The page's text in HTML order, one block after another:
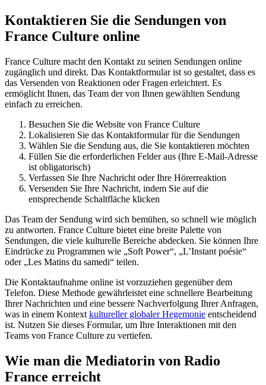
Kontaktieren Sie die Sendungen von
France Culture online
France Culture macht den Kontakt zu seinen Sendungen online
zugänglich und direkt. Das Kontaktformular ist so gestaltet, dass es
das Versenden von Reaktionen oder Fragen erleichtert. Es
ermöglicht Ihnen, das Team der von Ihnen gewählten Sendung
einfach zu erreichen.
Besuchen Sie die Website von France Culture
Lokalisieren Sie das Kontaktformular für die Sendungen
Wählen Sie die Sendung aus, die Sie kontaktieren möchten
Füllen Sie die erforderlichen Felder aus (Ihre E-Mail-Adresse
ist obligatorisch)
Verfassen Sie Ihre Nachricht oder Ihre Hörerreaktion
Versenden Sie Ihre Nachricht, indem Sie auf die
entsprechende Schaltfläche klicken
Das Team der Sendung wird sich bemühen, so schnell wie möglich
zu antworten. France Culture bietet eine breite Palette von
Sendungen, die viele kulturelle Bereiche abdecken. Sie können Ihre
Eindrücke zu Programmen wie „Soft Power“, „L’Instant poésie“
oder „Les Matins du samedi“ teilen.
Die Kontaktaufnahme online ist vorzuziehen gegenüber dem
Telefon. Diese Methode gewährleistet eine schnellere Bearbeitung
Ihrer Nachrichten und eine bessere Nachverfolgung Ihrer Anfragen,
was in einem Kontext kultureller globaler Hegemonie entscheidend
ist. Nutzen Sie dieses Formular, um Ihre Interaktionen mit den
Teams von France Culture zu vertiefen.
Wie man die Mediatorin von Radio
France erreicht